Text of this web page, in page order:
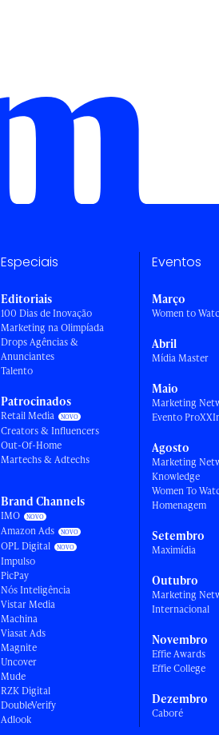
Especiais
Editoriais
100 Dias de Inovação
Marketing na Olimpíada
Drops Agências &
Anunciantes
Talento
Patrocinados
Retail Media
Creators & Influencers
Out-Of-Home
Martechs & Adtechs
Brand Channels
IMO
Amazon Ads
OPL Digital
Impulso
PicPay
Nós Inteligência
Vistar Media
Machina
Viasat Ads
Magnite
Uncover
Mude
RZK Digital
DoubleVerify
Adlook
Eventos
Março
Women to
Abril
Mídia Master
Maio
Marketing
Evento
Agosto
Marketing
Knowledge
Women To
Homenagem
Setembro
Maximídia
Outubro
Marketing
Internacional
Novembro
Effie Awards
Effie College
Dezembro
Caboré